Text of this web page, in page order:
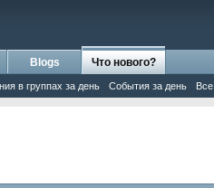
Blogs Что нового?
в группах за день События за день